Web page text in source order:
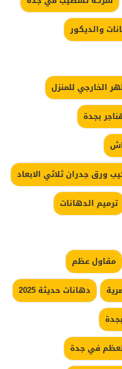
والديكور
الخارجي للمنزل
بجدة
ورق جدران ثلاثي الابعاد
ترميم الدهانات
مقاول عظم
دهانات حديثة 2025
في جدة